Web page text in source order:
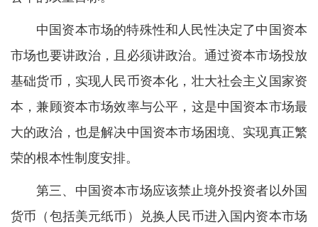
中国资本市场的特殊性和人民性决定了中国资本
市场也要讲政治，且必须讲政治。通过资本市场投放
基础货币，实现人民币资本化，壮大社会主义国家资
本，兼顾资本市场效率与公平，这是中国资本市场最
大的政治，也是解决中国资本市场困境、实现真正繁
荣的根本性制度安排。
第三、中国资本市场应该禁止境外投资者以外国
货币（包括美元纸币）兑换人民币进入国内资本市场